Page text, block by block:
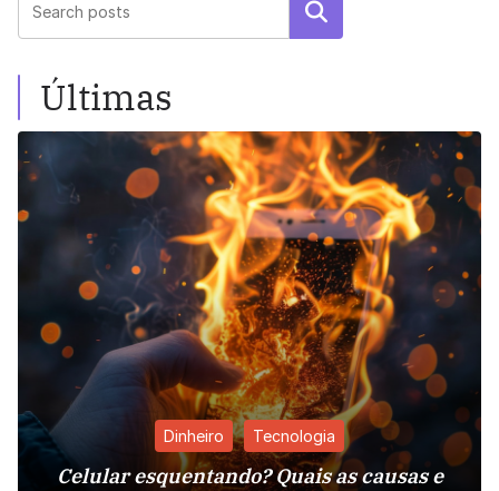
Pesquisar
Últimas
Dinheiro Tecnologia
Celular esquentando? Quais as causas e